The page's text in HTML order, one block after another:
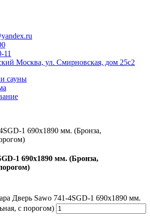
11
Москва, ул. Смирновская, дом 25с2
сауны
1 690х1890 мм. (Бронза,
Дверь Sawo 741-4SGD-1 690х1890 мм.
с порогом)